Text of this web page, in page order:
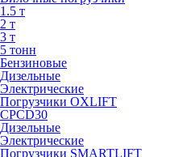
1.5 т
2 т
3 т
5 тонн
Бензиновые
Дизельные
Электрические
Погрузчики OXLIFT
CPCD30
Дизельные
Электрические
Погрузчики SMARTLIFT